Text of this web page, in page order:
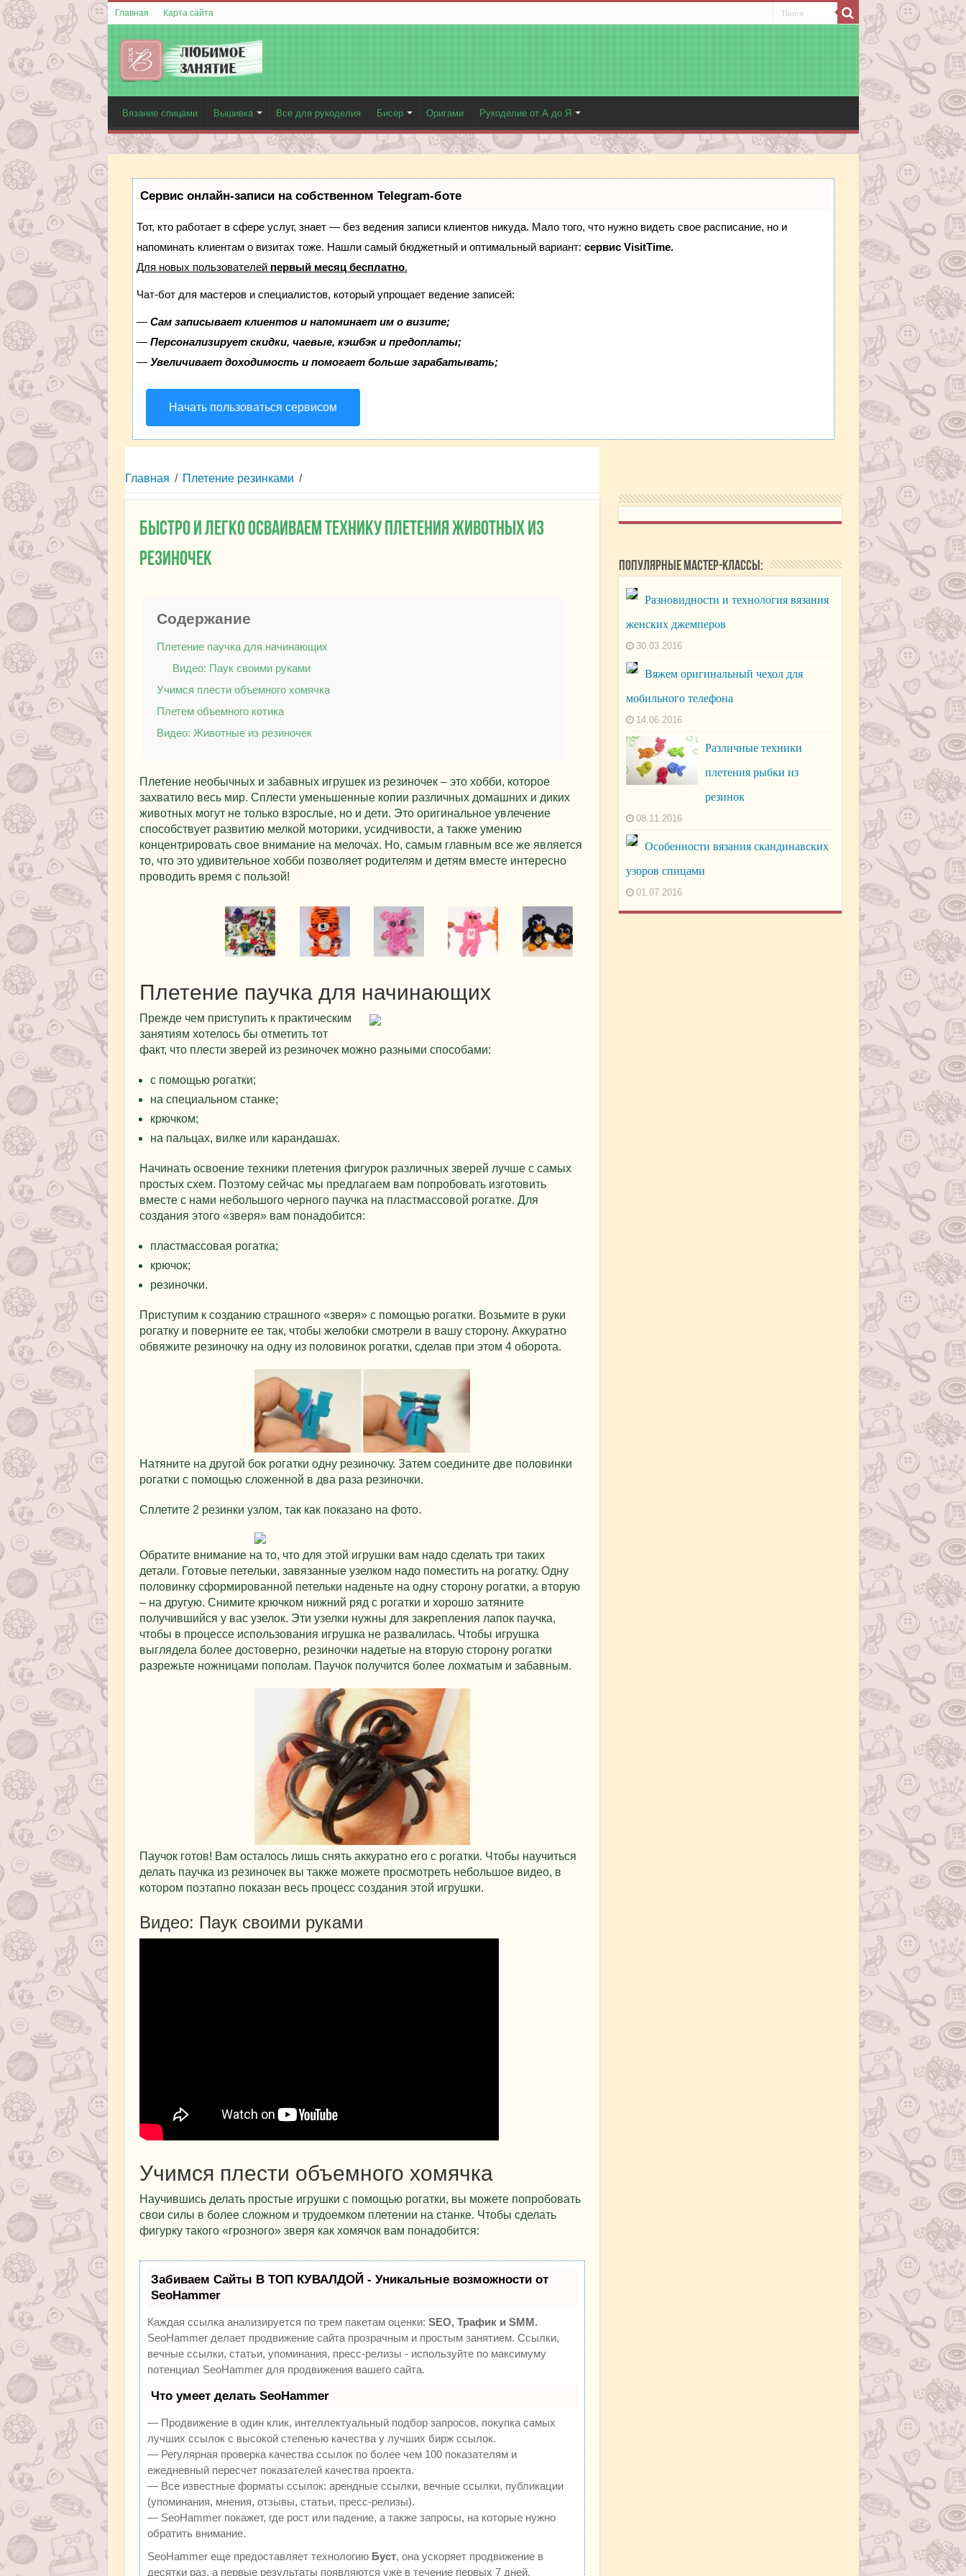
Главная Карта сайта
Вязание спицами Вышивка Все для рукоделия Бисер Оригами Рукоделие от А до Я
Сервис онлайн-записи на собственном Telegram-боте
Тот, кто работает в сфере услуг, знает — без ведения записи клиентов никуда. Мало того, что нужно видеть свое расписание, но и
напоминать клиентам о визитах тоже. Нашли самый бюджетный и оптимальный вариант: сервис VisitTime.
Для новых пользователей первый месяц бесплатно.
Чат-бот для мастеров и специалистов, который упрощает ведение записей:
— Сам записывает клиентов и напоминает им о визите;
— Персонализирует скидки, чаевые, кэшбэк и предоплаты;
— Увеличивает доходимость и помогает больше зарабатывать;
Начать пользоваться сервисом
Главная / Плетение резинками /
Быстро и легко осваиваем технику плетения животных из
резиночек
Содержание
Плетение паучка для начинающих
Видео: Паук своими руками
Учимся плести объемного хомячка
Плетем объемного котика
Видео: Животные из резиночек
Плетение необычных и забавных игрушек из резиночек – это хобби, которое
захватило весь мир. Сплести уменьшенные копии различных домашних и диких
животных могут не только взрослые, но и дети. Это оригинальное увлечение
способствует развитию мелкой моторики, усидчивости, а также умению
концентрировать свое внимание на мелочах. Но, самым главным все же является
то, что это удивительное хобби позволяет родителям и детям вместе интересно
проводить время с пользой!
Плетение паучка для начинающих
Прежде чем приступить к практическим
занятиям хотелось бы отметить тот
факт, что плести зверей из резиночек можно разными способами:
с помощью рогатки;
на специальном станке;
крючком;
на пальцах, вилке или карандашах.
Начинать освоение техники плетения фигурок различных зверей лучше с самых
простых схем. Поэтому сейчас мы предлагаем вам попробовать изготовить
вместе с нами небольшого черного паучка на пластмассовой рогатке. Для
создания этого «зверя» вам понадобится:
пластмассовая рогатка;
крючок;
резиночки.
Приступим к созданию страшного «зверя» с помощью рогатки. Возьмите в руки
рогатку и поверните ее так, чтобы желобки смотрели в вашу сторону. Аккуратно
обвяжите резиночку на одну из половинок рогатки, сделав при этом 4 оборота.
Натяните на другой бок рогатки одну резиночку. Затем соедините две половинки
рогатки с помощью сложенной в два раза резиночки.
Сплетите 2 резинки узлом, так как показано на фото.
Обратите внимание на то, что для этой игрушки вам надо сделать три таких
детали. Готовые петельки, завязанные узелком надо поместить на рогатку. Одну
половинку сформированной петельки наденьте на одну сторону рогатки, а вторую
– на другую. Снимите крючком нижний ряд с рогатки и хорошо затяните
получившийся у вас узелок. Эти узелки нужны для закрепления лапок паучка,
чтобы в процессе использования игрушка не развалилась. Чтобы игрушка
выглядела более достоверно, резиночки надетые на вторую сторону рогатки
разрежьте ножницами пополам. Паучок получится более лохматым и забавным.
Паучок готов! Вам осталось лишь снять аккуратно его с рогатки. Чтобы научиться
делать паучка из резиночек вы также можете просмотреть небольшое видео, в
котором поэтапно показан весь процесс создания этой игрушки.
Видео: Паук своими руками
Учимся плести объемного хомячка
Научившись делать простые игрушки с помощью рогатки, вы можете попробовать
свои силы в более сложном и трудоемком плетении на станке. Чтобы сделать
фигурку такого «грозного» зверя как хомячок вам понадобится:
Забиваем Сайты В ТОП КУВАЛДОЙ - Уникальные возможности от
SeoHammer
Каждая ссылка анализируется по трем пакетам оценки: SEO, Трафик и SMM.
SeoHammer делает продвижение сайта прозрачным и простым занятием. Ссылки,
вечные ссылки, статьи, упоминания, пресс-релизы - используйте по максимуму
потенциал SeoHammer для продвижения вашего сайта.
Что умеет делать SeoHammer
— Продвижение в один клик, интеллектуальный подбор запросов, покупка самых
лучших ссылок с высокой степенью качества у лучших бирж ссылок.
— Регулярная проверка качества ссылок по более чем 100 показателям и
ежедневный пересчет показателей качества проекта.
— Все известные форматы ссылок: арендные ссылки, вечные ссылки, публикации
(упоминания, мнения, отзывы, статьи, пресс-релизы).
— SeoHammer покажет, где рост или падение, а также запросы, на которые нужно
обратить внимание.
SeoHammer еще предоставляет технологию Буст, она ускоряет продвижение в
десятки раз, а первые результаты появляются уже в течение первых 7 дней.
Популярные мастер-классы:
Разновидности и технология вязания
женских джемперов
30.03.2016
Вяжем оригинальный чехол для
мобильного телефона
14.06.2016
Различные техники
плетения рыбки из
резинок
08.11.2016
Особенности вязания скандинавских
узоров спицами
01.07.2016